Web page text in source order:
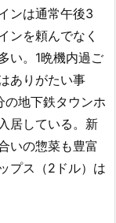
ンは通常午後3
ンを頼んでなく
い。1晩機内過ご
ありがたい事
の地下鉄タウンホ
居している。新
いの惣菜も豊富
プス（2ドル）は